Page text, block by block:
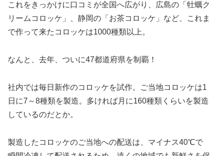
これをきっかけに口コミが全国へ広がり、広島の「牡蠣ク
リームコロッケ」、静岡の「お茶コロッケ」など、これま
で作って来たコロッケは1000種類以上。
なんと、去年、ついに47都道府県を制覇！
社内では毎日新作のコロッケを試作。ご当地コロッケは1
日に7～8種類を製造。多ければ月に160種類くらいを製造
しているのだとか。
製造したコロッケのご当地への配送は、マイナス40℃で